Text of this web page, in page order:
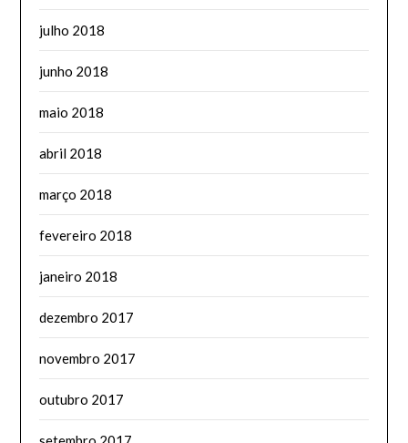
julho 2018
junho 2018
maio 2018
abril 2018
março 2018
fevereiro 2018
janeiro 2018
dezembro 2017
novembro 2017
outubro 2017